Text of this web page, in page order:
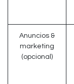
Anuncios &
marketing
(opcional)